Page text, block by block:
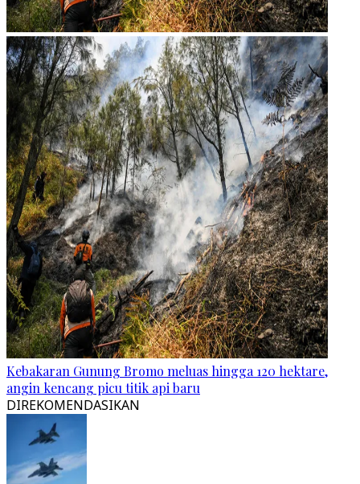
Kebakaran Gunung Bromo meluas hingga 120 hektare,
angin kencang picu titik api baru
DIREKOMENDASIKAN